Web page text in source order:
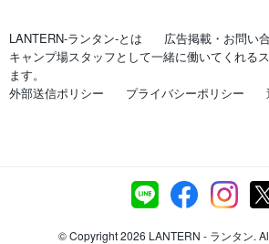
LANTERN-ランタン-とは
広告掲載・お問い
キャンプ場スタッフとして一緒に働いてくれる
ます。
外部送信ポリシー
プライバシーポリシー
© Copyright 2026 LANTERN - ランタン.